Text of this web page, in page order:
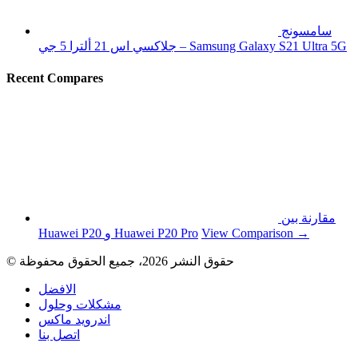
سامسونج
جلاكسي اس 21 ألترا 5 جي – Samsung Galaxy S21 Ultra 5G
Recent Compares
مقارنة بين
Huawei P20 و Huawei P20 Pro View Comparison →
الافضل
مشكلات وحلول
اندرويد ماكس
اتصل بنا